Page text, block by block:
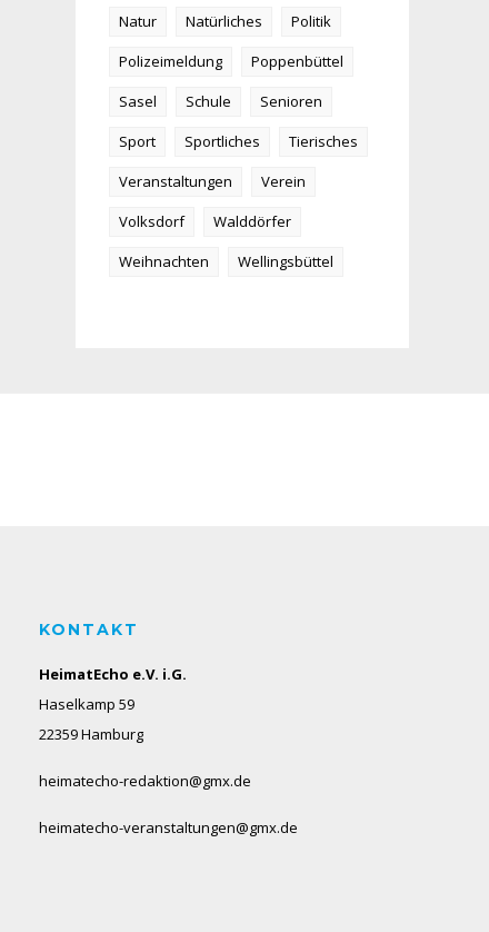
Natur
Natürliches
Politik
Polizeimeldung
Poppenbüttel
Sasel
Schule
Senioren
Sport
Sportliches
Tierisches
Veranstaltungen
Verein
Volksdorf
Walddörfer
Weihnachten
Wellingsbüttel
KONTAKT
HeimatEcho e.V. i.G.
Haselkamp 59
22359 Hamburg
heimatecho-redaktion@gmx.de
heimatecho-veranstaltungen@gmx.de